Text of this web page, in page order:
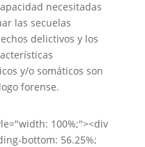
necesitadas
las secuelas
delictivos y los
y/o somáticos son
forense.​
100%;"><div
bottom: 56.25%;